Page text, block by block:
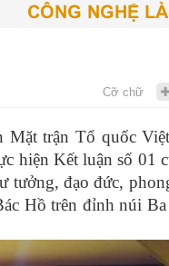
CÔNG NGHỆ LÀ
Cỡ chữ
trận Tổ quốc
hiện Kết luận số 01
tưởng, đạo đức,
Hồ trên đỉnh núi